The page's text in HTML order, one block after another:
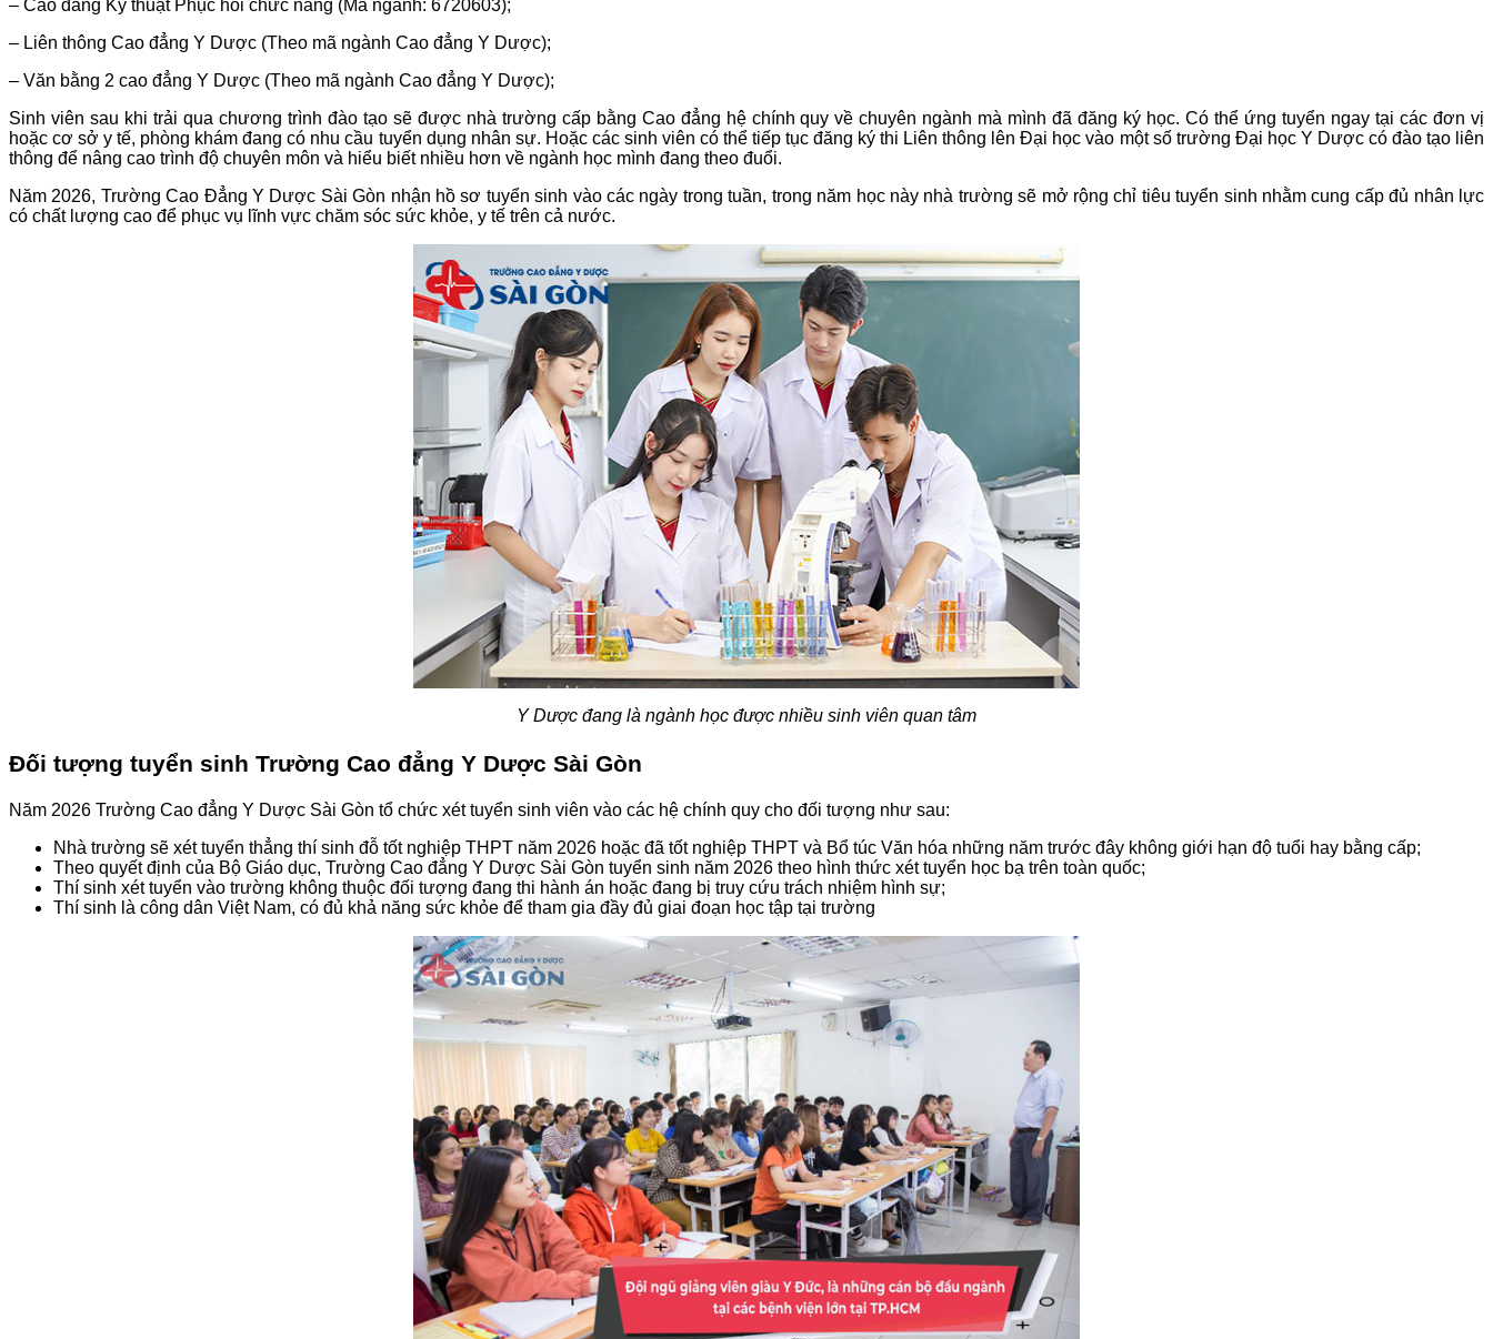
– Cao đẳng Kỹ thuật Phục hồi chức năng (Mã ngành: 6720603);
– Liên thông Cao đẳng Y Dược (Theo mã ngành Cao đẳng Y Dược);
– Văn bằng 2 cao đẳng Y Dược (Theo mã ngành Cao đẳng Y Dược);
Sinh viên sau khi trải qua chương trình đào tạo sẽ được nhà trường cấp bằng Cao đẳng hệ chính quy về chuyên ngành mà mình đã đăng ký học. Có thể ứng tuyển ngay tại các đơn vị
hoặc cơ sở y tế, phòng khám đang có nhu cầu tuyển dụng nhân sự. Hoặc các sinh viên có thể tiếp tục đăng ký thi Liên thông lên Đại học vào một số trường Đại học Y Dược có đào tạo liên
thông để nâng cao trình độ chuyên môn và hiểu biết nhiều hơn về ngành học mình đang theo đuổi.
Năm 2026, Trường Cao Đẳng Y Dược Sài Gòn nhận hồ sơ tuyển sinh vào các ngày trong tuần, trong năm học này nhà trường sẽ mở rộng chỉ tiêu tuyển sinh nhằm cung cấp đủ nhân lực
có chất lượng cao để phục vụ lĩnh vực chăm sóc sức khỏe, y tế trên cả nước.
Y Dược đang là ngành học được nhiều sinh viên quan tâm
Đối tượng tuyển sinh Trường Cao đẳng Y Dược Sài Gòn
Năm 2026 Trường Cao đẳng Y Dược Sài Gòn tổ chức xét tuyển sinh viên vào các hệ chính quy cho đối tượng như sau:
Nhà trường sẽ xét tuyển thẳng thí sinh đỗ tốt nghiệp THPT năm 2026 hoặc đã tốt nghiệp THPT và Bổ túc Văn hóa những năm trước đây không giới hạn độ tuổi hay bằng cấp;
Theo quyết định của Bộ Giáo dục, Trường Cao đẳng Y Dược Sài Gòn tuyển sinh năm 2026 theo hình thức xét tuyển học bạ trên toàn quốc;
Thí sinh xét tuyển vào trường không thuộc đối tượng đang thi hành án hoặc đang bị truy cứu trách nhiệm hình sự;
Thí sinh là công dân Việt Nam, có đủ khả năng sức khỏe để tham gia đầy đủ giai đoạn học tập tại trường